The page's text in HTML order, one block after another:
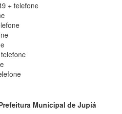
+ telefone
Municipal de Jupiá